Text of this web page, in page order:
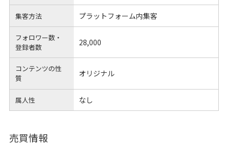
集客方法 プラットフォーム内集客
フォロワー数・
登録者数
28,000
コンテンツの性
質
オリジナル
属人性 なし
売買情報